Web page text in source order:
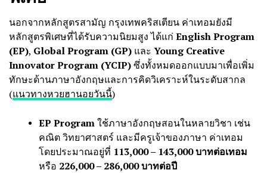
นอกจากหลักสูตรสามัญ กรุงเทพคริสเตียน ค่าเทอมยังมี
หลักสูตรพิเศษที่ได้รับความนิยมสูง ได้แก่ English Program
(EP), Global Program (GP) และ Young Creative
Innovator Program (YCIP)ซึ่งทั้งหมดออกแบบมาเพื่อเพิ่ม
ทักษะด้านภาษาอังกฤษและการคิดวิเคราะห์ในระดับสากล
(แนวทางหวยฮานอยวันนี้)
EP Programใช้ภาษาอังกฤษสอนในหลายวิชา เช่น
คณิต วิทยาศาสตร์ และมีครูเจ้าของภาษา ค่าเทอม
โดยประมาณอยู่ที่ 113,000 – 143,000 บาทต่อเทอม
หรือ 226,000 – 286,000 บาทต่อปี